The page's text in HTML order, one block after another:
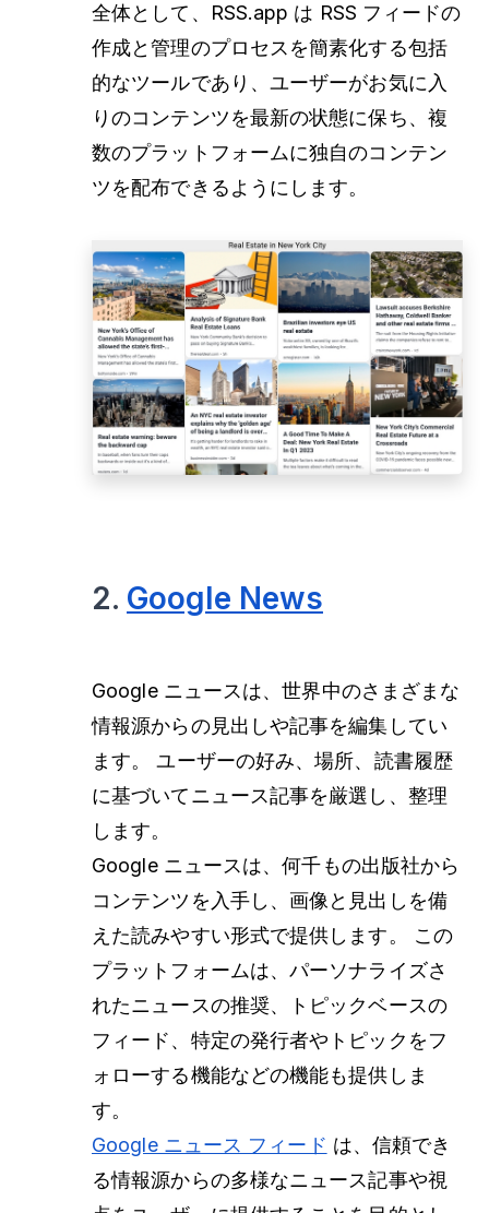
全体として、RSS.app は RSS フィードの
作成と管理のプロセスを簡素化する包括
的なツールであり、ユーザーがお気に入
りのコンテンツを最新の状態に保ち、複
数のプラットフォームに独自のコンテン
ツを配布できるようにします。
2. Google News
Google ニュースは、世界中のさまざまな
情報源からの見出しや記事を編集してい
ます。 ユーザーの好み、場所、読書履歴
に基づいてニュース記事を厳選し、整理
します。
Google ニュースは、何千もの出版社から
コンテンツを入手し、画像と見出しを備
えた読みやすい形式で提供します。 この
プラットフォームは、パーソナライズさ
れたニュースの推奨、トピックベースの
フィード、特定の発行者やトピックをフ
ォローする機能などの機能も提供しま
す。
Google ニュース フィード は、信頼でき
る情報源からの多様なニュース記事や視